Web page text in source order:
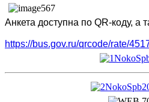
Анкета доступна по QR-коду, а
https://bus.gov.ru/qrcode/rate/